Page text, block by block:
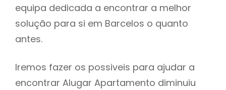
equipa dedicada a encontrar a melhor
solução para si em Barcelos o quanto
antes.
Iremos fazer os possiveis para ajudar a
encontrar Alugar Apartamento diminuiu